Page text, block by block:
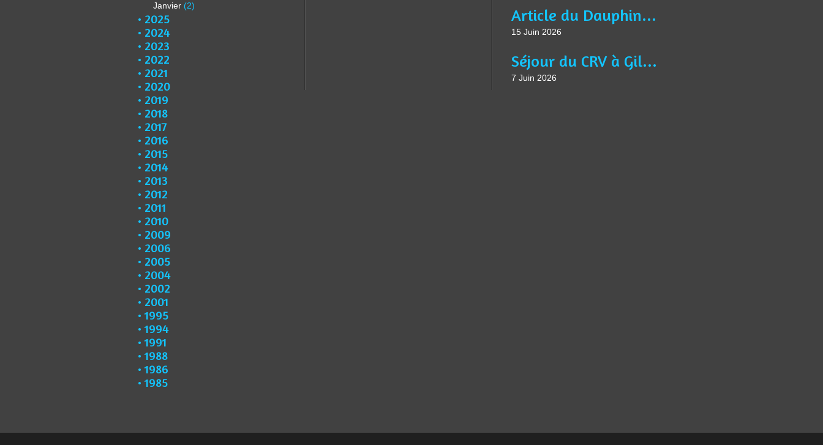
Janvier (2)
2025
2024
2023
2022
2021
2020
2019
2018
2017
2016
2015
2014
2013
2012
2011
2010
2009
2006
2005
2004
2002
2001
1995
1994
1991
1988
1986
1985
Article du Dauphiné Libéré VTM du 13 juin 2026
15 Juin 2026
Séjour du CRV à Gilette
7 Juin 2026